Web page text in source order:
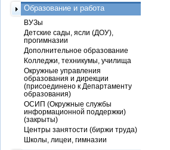
Образование и работа
ВУЗы
Детские сады, ясли (ДОУ),
прогимназии
Дополнительное образование
Колледжи, техникумы, училища
Окружные управления
образования и дирекции
(присоединено к Департаменту
образования)
ОСИП (Окружные службы
информационной поддержки)
(закрыты)
Центры занятости (биржи труда)
Школы, лицеи, гимназии